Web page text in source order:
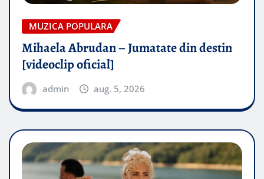
MUZICA POPULARA
Mihaela Abrudan – Jumatate din destin
[videoclip oficial]
admin aug. 5, 2026